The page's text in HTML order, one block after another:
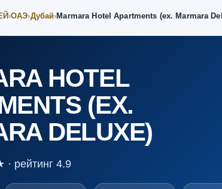
›ОАЭ›Дубай›Marmara Hotel Apartments (ex. Marmara
HOTEL
(EX.
DELUXE)
рейтинг 4.9